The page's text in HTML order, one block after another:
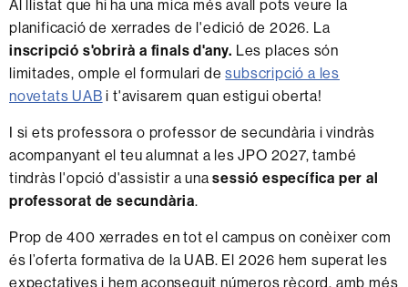
Al llistat que hi ha una mica més avall pots veure la
planificació de xerrades de l'edició de 2026. La
inscripció s'obrirà a finals d'any. Les places són
limitades, omple el formulari desubscripció a les
novetats UAB i t'avisarem quan estigui oberta!
I si ets professora o professor de secundària i vindràs
acompanyant el teu alumnat a les JPO 2027, també
tindràs l'opció d'assistir a unasessió específica per al
professorat de secundària.
Prop de 400 xerrades en tot el campus on conèixer com
és l’oferta formativa de la UAB. El 2026 hem superat les
expectatives i hem aconseguit números rècord, amb més